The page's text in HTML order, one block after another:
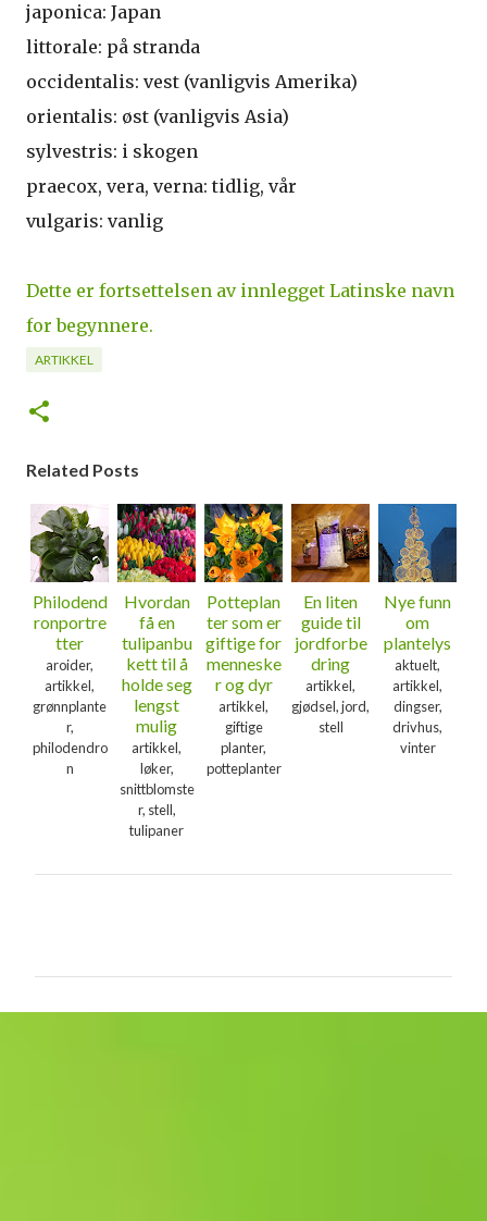
japonica: Japan
littorale: på stranda
occidentalis: vest (vanligvis Amerika)
orientalis: øst (vanligvis Asia)
sylvestris: i skogen
praecox, vera, verna: tidlig, vår
vulgaris: vanlig
Dette er fortsettelsen av innlegget Latinske navn
for begynnere.
ARTIKKEL
Related Posts
Philodend
ronportre
tter
aroider,
artikkel,
grønnplante
r,
philodendro
n
Hvordan
få en
tulipanbu
kett til å
holde seg
lengst
mulig
artikkel,
løker,
snittblomste
r, stell,
tulipaner
Potteplan
ter som er
giftige for
menneske
r og dyr
artikkel,
giftige
planter,
potteplanter
En liten
guide til
jordforbe
dring
artikkel,
gjødsel, jord,
stell
Nye funn
om
plantelys
aktuelt,
artikkel,
dingser,
drivhus,
vinter